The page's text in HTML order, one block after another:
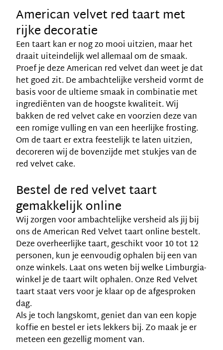
American velvet red taart met
rijke decoratie
Een taart kan er nog zo mooi uitzien, maar het
draait uiteindelijk wel allemaal om de smaak.
Proef je deze American red velvet dan weet je dat
het goed zit. De ambachtelijke versheid vormt de
basis voor de ultieme smaak in combinatie met
ingrediënten van de hoogste kwaliteit. Wij
bakken de red velvet cake en voorzien deze van
een romige vulling en van een heerlijke frosting.
Om de taart er extra feestelijk te laten uitzien,
decoreren wij de bovenzijde met stukjes van de
red velvet cake.
Bestel de red velvet taart
gemakkelijk online
Wij zorgen voor ambachtelijke versheid als jij bij
ons de American Red Velvet taart online bestelt.
Deze overheerlijke taart, geschikt voor 10 tot 12
personen, kun je eenvoudig ophalen bij een van
onze winkels. Laat ons weten bij welke Limburgia-
winkel je de taart wilt ophalen. Onze Red Velvet
taart staat vers voor je klaar op de afgesproken
dag.
Als je toch langskomt, geniet dan van een kopje
koffie en bestel er iets lekkers bij. Zo maak je er
meteen een gezellig moment van.